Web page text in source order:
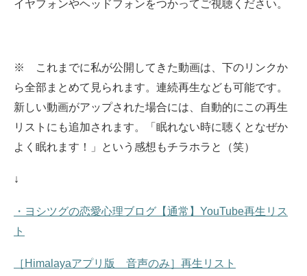
イヤフォンやヘッドフォンをつかってご視聴ください。
※ これまでに私が公開してきた動画は、下のリンクか
ら全部まとめて見られます。 連続再生なども可能です。
新しい動画がアップされた場合には、自動的にこの再生
リストにも追加されます。
「眠れない時に聴くとなぜか
よく眠れます！」という感想もチラホラと（笑）
↓
・ヨシツグの恋愛心理ブログ【通常】YouTube再生リス
ト
［Himalayaアプリ版 音声のみ］再生リスト